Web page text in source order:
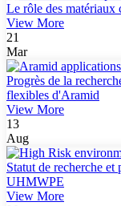
Le rôle des matériaux
View More
21
Mar
Progrès de la
flexibles d'Aramid
View More
13
Aug
Statut de recherche
UHMWPE
View More